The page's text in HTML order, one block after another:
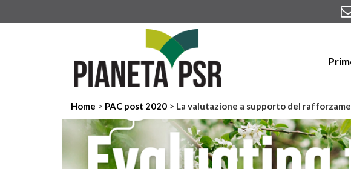
Home > PAC post 2020 > La valutazione a supporto del